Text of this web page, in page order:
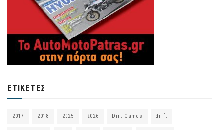
ΕΤΙΚΈΤΕΣ
2017 2018 2025 2026 Dirt Games drift